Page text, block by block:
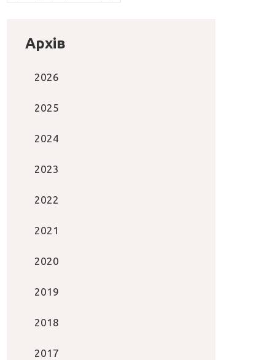
Архів
2026
2025
2024
2023
2022
2021
2020
2019
2018
2017